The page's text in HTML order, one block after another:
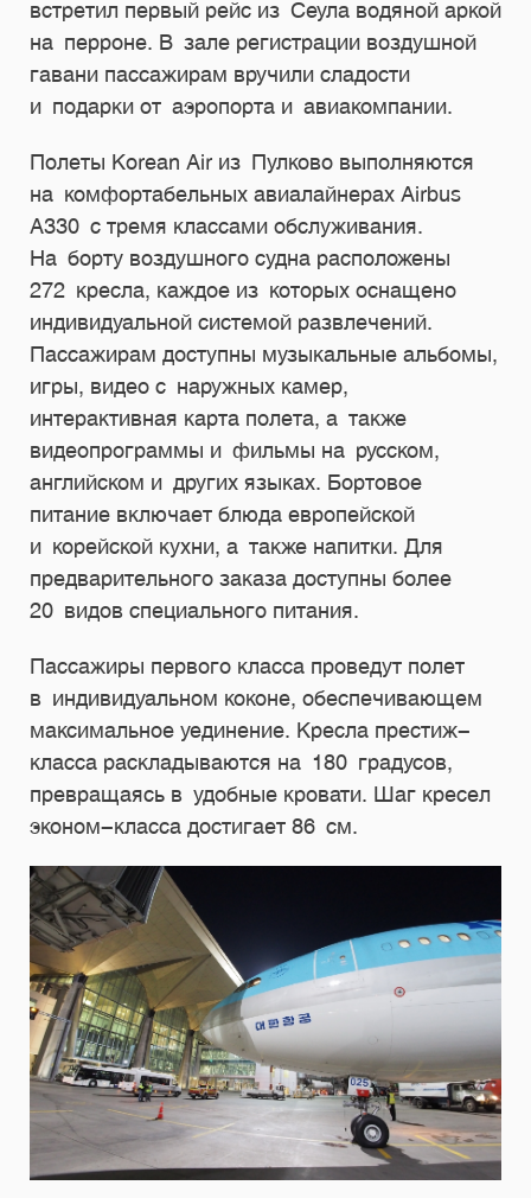
встретил первый рейс из Сеула водяной аркой
на перроне. В зале регистрации воздушной
гавани пассажирам вручили сладости
и подарки от аэропорта и авиакомпании.
Полеты Korean Air из Пулково выполняются
на комфортабельных авиалайнерах Airbus
A330 с тремя классами обслуживания.
На борту воздушного судна расположены
272 кресла, каждое из которых оснащено
индивидуальной системой развлечений.
Пассажирам доступны музыкальные альбомы,
игры, видео с наружных камер,
интерактивная карта полета, а также
видеопрограммы и фильмы на русском,
английском и других языках. Бортовое
питание включает блюда европейской
и корейской кухни, а также напитки. Для
предварительного заказа доступны более
20 видов специального питания.
Пассажиры первого класса проведут полет
в индивидуальном коконе, обеспечивающем
максимальное уединение. Кресла престиж-
класса раскладываются на 180 градусов,
превращаясь в удобные кровати. Шаг кресел
эконом-класса достигает 86 см.